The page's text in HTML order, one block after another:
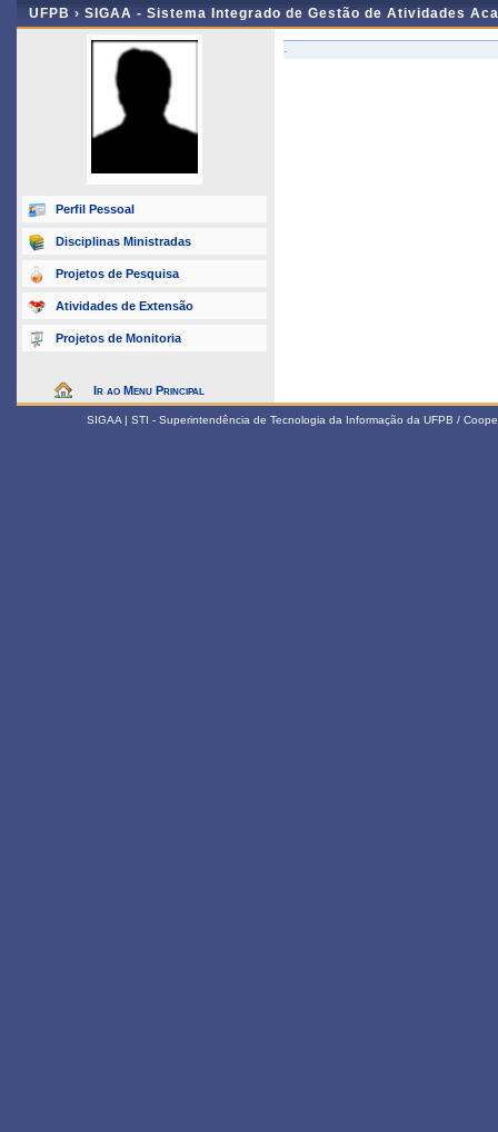
UFPB › SIGAA - Sistema Integrado de Gestão de Atividades
Perfil Pessoal
Disciplinas Ministradas
Projetos de Pesquisa
Atividades de Extensão
Projetos de Monitoria
Ir ao Menu Principal
-
SIGAA | STI - Superintendência de Tecnologia da Informação da UFPB /